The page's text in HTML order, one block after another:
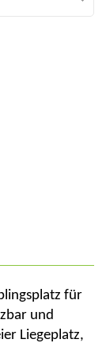
für
und
Liegeplatz,